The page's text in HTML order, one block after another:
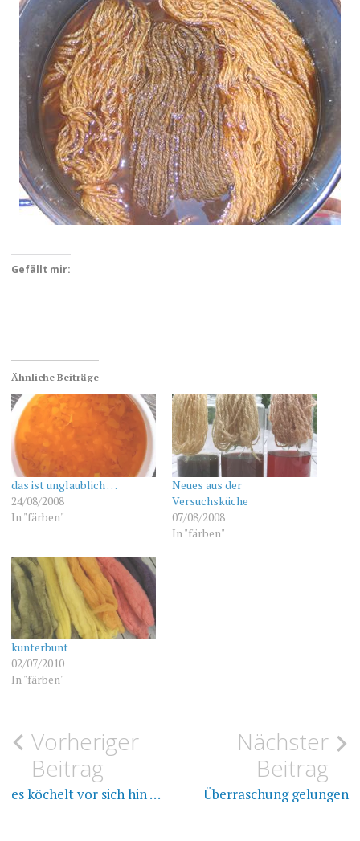
Gefällt mir:
Ähnliche Beiträge
das ist unglaublich …
24/08/2008
In "färben"
Neues aus der
Versuchsküche
07/08/2008
In "färben"
kunterbunt
02/07/2010
In "färben"
FÄRBEN
FÄRBEN
FÄRBEPFLANZEN
Beitragsnavigation
Vorheriger
Beitrag
es köchelt vor sich hin …
Nächster
Beitrag
Überraschung gelungen